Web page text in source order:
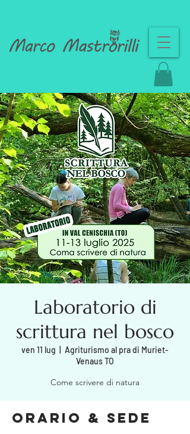
Laboratorio di
scrittura nel bosco
ven 11 lug
Agriturismo al pra di Muriet-
Venaus TO
Come scrivere di natura
Orario & Sede